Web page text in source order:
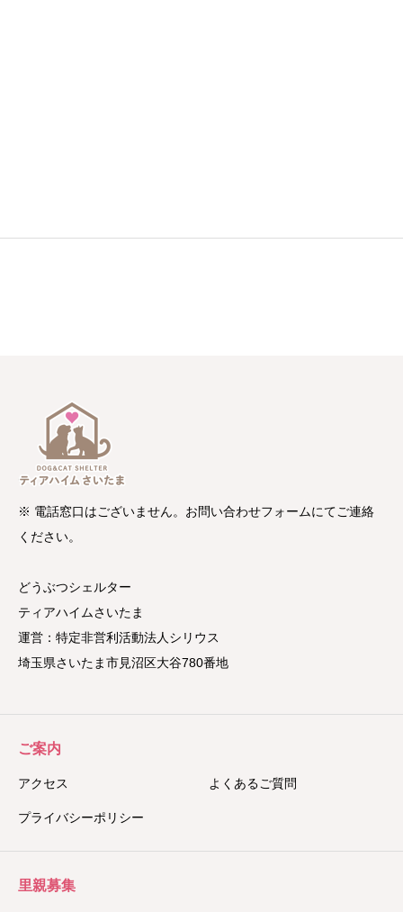
※ 電話窓口はございません。お問い合わせフォームにてご連絡
ください。
どうぶつシェルター
ティアハイムさいたま
運営：特定非営利活動法人シリウス
埼玉県さいたま市見沼区大谷780番地
ご案内
アクセス よくあるご質問
プライバシーポリシー
里親募集